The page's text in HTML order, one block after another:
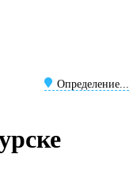
Определение...